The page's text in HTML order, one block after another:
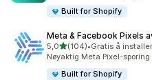
Built for Shopify
Meta & Facebook Pixels
5,0av 5 stjerner
(104)
Totalt 104 omtaler
•Gratis å
Nøyaktig Meta Pixel-
Built for Shopify